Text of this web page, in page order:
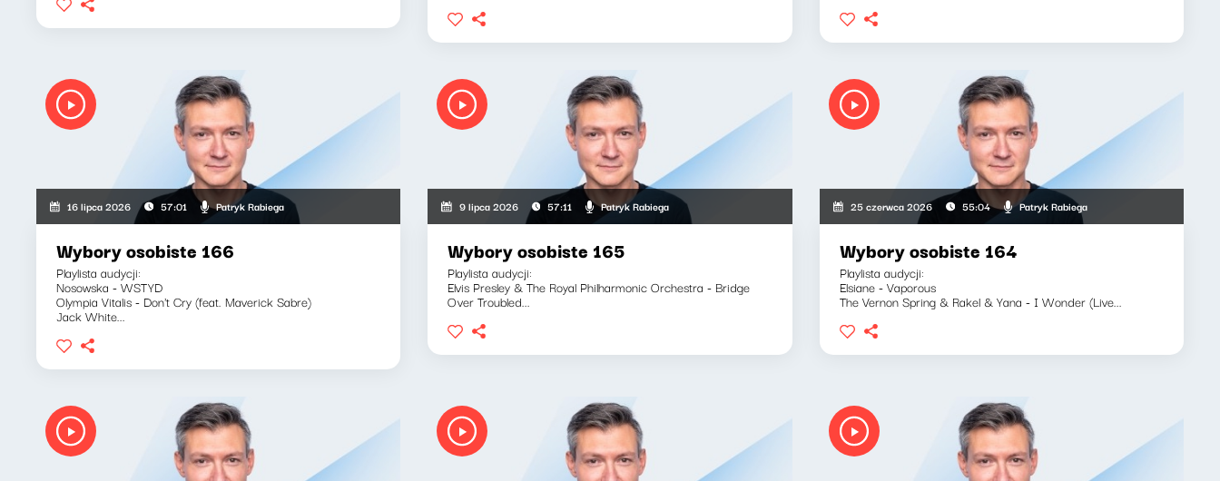
16 lipca 2026 57:01 Patryk Rabiega
Wybory osobiste 166
Playlista audycji:
Nosowska - WSTYD
Olympia Vitalis - Don't Cry (feat. Maverick Sabre)
Jack White...
9 lipca 2026 57:11 Patryk Rabiega
Wybory osobiste 165
Playlista audycji:
Elvis Presley & The Royal Philharmonic Orchestra - Bridge
Over Troubled...
25 czerwca 2026 55:04 Patryk Rabiega
Wybory osobiste 164
Playlista audycji:
Elsiane - Vaporous
The Vernon Spring & Rakel & Yana - I Wonder (Live...